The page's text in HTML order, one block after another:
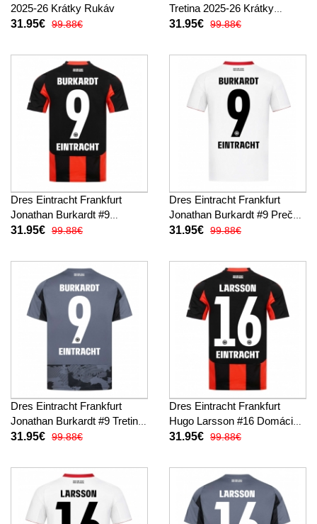
2025-26 Krátky Rukáv
31.95€ 99.88€
Tretina 2025-26 Krátky
Rukáv
31.95€ 99.88€
Dres Eintracht Frankfurt
Jonathan Burkardt #9
Domáci 2025-26 Krátky
31.95€ 99.88€
Dres Eintracht Frankfurt
Jonathan Burkardt #9 Preč
2025-26 Krátky Rukáv
31.95€ 99.88€
Dres Eintracht Frankfurt
Jonathan Burkardt #9 Tretina
2025-26 Krátky Rukáv
31.95€ 99.88€
Dres Eintracht Frankfurt
Hugo Larsson #16 Domáci
2025-26 Krátky Rukáv
31.95€ 99.88€